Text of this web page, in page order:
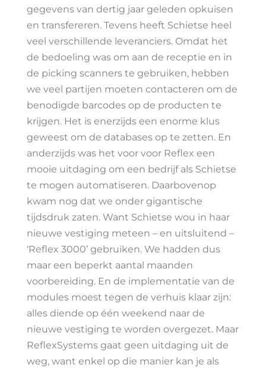
gegevens van dertig jaar geleden opkuisen
en transfereren. Tevens heeft Schietse heel
veel verschillende leveranciers. Omdat het
de bedoeling was om aan de receptie en in
de picking scanners te gebruiken, hebben
we veel partijen moeten contacteren om de
benodigde barcodes op de producten te
krijgen. Het is enerzijds een enorme klus
geweest om de databases op te zetten. En
anderzijds was het voor voor Reflex een
mooie uitdaging om een bedrijf als Schietse
te mogen automatiseren. Daarbovenop
kwam nog dat we onder gigantische
tijdsdruk zaten. Want Schietse wou in haar
nieuwe vestiging meteen – en uitsluitend –
‘Reflex 3000’ gebruiken. We hadden dus
maar een beperkt aantal maanden
voorbereiding. En de implementatie van de
modules moest tegen de verhuis klaar zijn:
alles diende op één weekend naar de
nieuwe vestiging te worden overgezet. Maar
ReflexSystems gaat geen uitdaging uit de
weg, want enkel op die manier kan je als